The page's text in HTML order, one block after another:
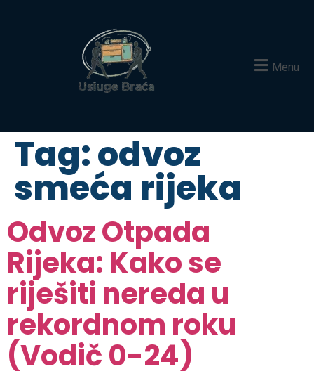
Menu
Tag:odvoz
smeća rijeka
Odvoz Otpada
Rijeka: Kako se
riješiti nereda u
rekordnom roku
(Vodič 0-24)